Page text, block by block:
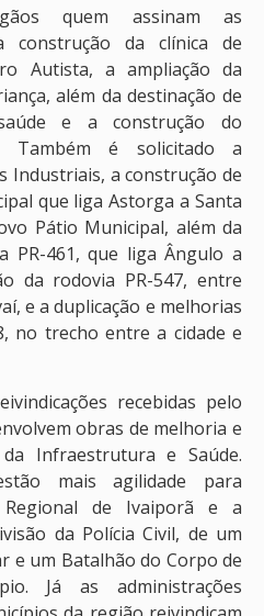
quem assinam as
construção da clínica de
Autista, a ampliação da
além da destinação de
e a construção do
Também é solicitado a
Industriais, a construção de
que liga Astorga a Santa
Pátio Municipal, além da
PR-461, que liga Ângulo a
da rodovia PR-547, entre
e a duplicação e melhorias
no trecho entre a cidade e
recebidas pelo
obras de melhoria e
Infraestrutura e Saúde.
mais agilidade para
de Ivaiporã e a
da Polícia Civil, de um
e um Batalhão do Corpo de
Já as administrações